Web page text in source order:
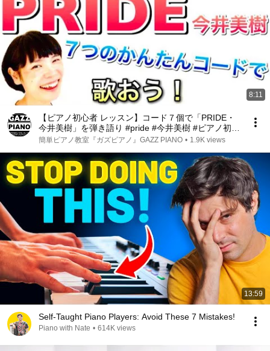
8:11
【ピアノ初心者 レッスン】コード７個で「PRIDE・
今井美樹」を弾き語り #pride #今井美樹 #ピアノ初心
者 #ピアノ弾き語り #ピアノ教室 #ピアノ練習 #ピア
簡単ピアノ教室『ガズピアノ』GAZZ PIANO • 1.9K views
13:59
Self-Taught Piano Players: Avoid These 7 Mistakes!
Piano with Nate • 614K views